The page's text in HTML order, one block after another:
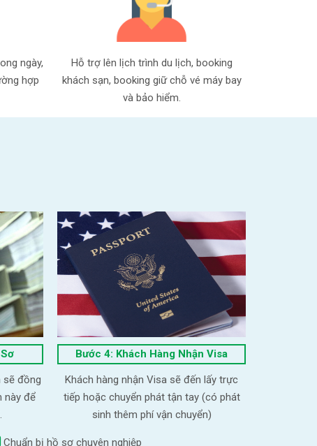
ngày,
hợp
Hỗ trợ lên lịch trình du lịch, booking
khách sạn, booking giữ chỗ vé máy bay
và bảo hiểm.
sẽ đồng
này để
Bước 4: Khách Hàng Nhận Visa
Khách hàng nhận Visa sẽ đến lấy trực
tiếp hoặc chuyển phát tận tay (có phát
sinh thêm phí vận chuyển)
Chuẩn bị hồ sơ chuyên nghiệp